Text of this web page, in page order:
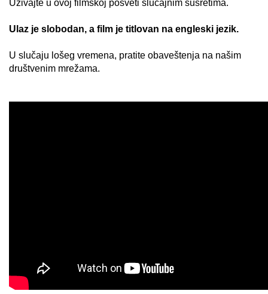
Uživajte u ovoj filmskoj posveti slučajnim susretima.
Ulaz je slobodan, a film je titlovan na engleski jezik.
U slučaju lošeg vremena, pratite obaveštenja na našim
društvenim mrežama.